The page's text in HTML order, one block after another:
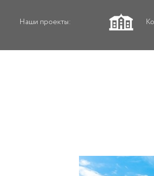
Наши проекты: